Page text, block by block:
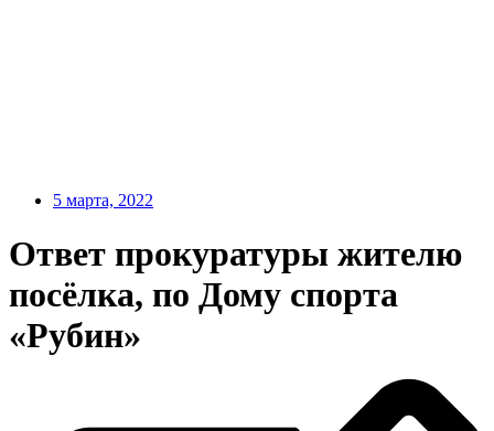
5 марта, 2022
Ответ прокуратуры жителю
посёлка, по Дому спорта
«Рубин»